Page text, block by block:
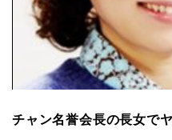
チャン名誉会長の長女で